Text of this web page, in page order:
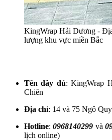
KingWrap Hải Dương -
lượng khu vực miền Bắc
Tên đầy đủ: KingWrap
Chiên
Địa chỉ: 14 và 75 Ngô
Hotline:0968140299 và
lịch online)